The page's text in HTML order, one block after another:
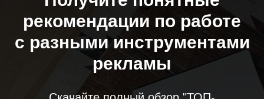
рекомендации по работе
с разными инструментами
рекламы